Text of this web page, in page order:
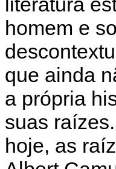
homem e
que ainda
a própria
suas
hoje, as